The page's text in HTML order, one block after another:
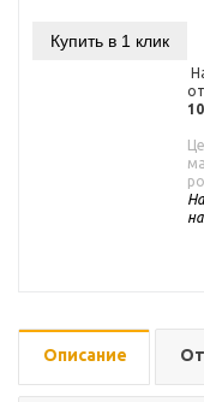
Купить в 1 клик
Описание